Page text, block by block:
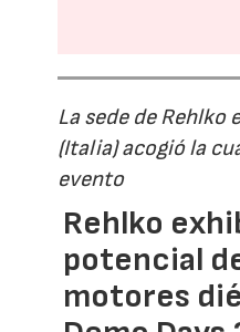
La sede de Rehlko
(Italia) acogió la
evento
Rehlko
potencial
motores